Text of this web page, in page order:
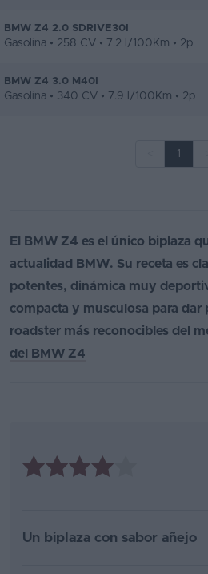
BMW Z4 2.0 SDRIVE30I
Gasolina • 258 CV • 7.2 l/100Km • 2p
BMW Z4 3.0 M40I
Gasolina • 340 CV • 7.9 l/100Km • 2p
1
El BMW Z4 es el único biplaza
actualidad BMW. Su receta es
potentes, dinámica muy
compacta y musculosa para dar
roadster más reconocibles del
del BMW Z4
Un biplaza con sabor añejo